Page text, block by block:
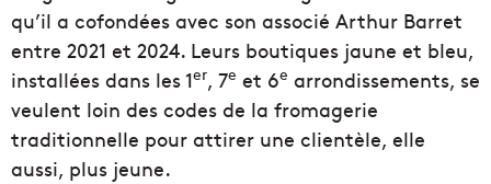
qu’il a cofondées avec son associé Arthur Barret
entre 2021 et 2024. Leurs boutiques jaune et bleu,
installées dans les 1er, 7e et 6e arrondissements, se
veulent loin des codes de la fromagerie
traditionnelle pour attirer une clientèle, elle
aussi, plus jeune.